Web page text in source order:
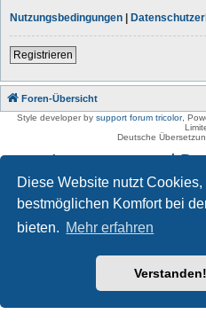
Diese Website nutzt Cookies,
bestmöglichen Komfort bei
bieten. Mehr erfahren
Verstanden!
Nutzungsbedingungen |
Registrieren
Foren-Übersicht
Style developer by support forum tricolor,
Deutsche
Impressum und